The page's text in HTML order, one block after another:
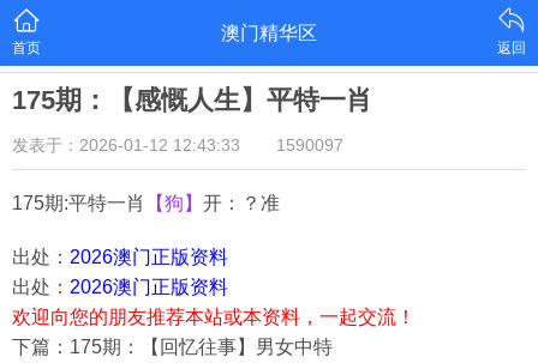
首页
澳门精华区
返回
175期：【感慨人生】平特一肖
发表于：2026-01-12 12:43:33 1590097
175期:平特一肖 【狗】 开：？准
出处： 2026澳门正版资料
出处： 2026澳门正版资料
欢迎向您的朋友推荐本站或本资料，一起交流！
下篇：175期：【回忆往事】男女中特